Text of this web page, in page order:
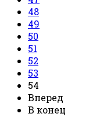
48
49
50
51
52
53
54
Вперед
В конец